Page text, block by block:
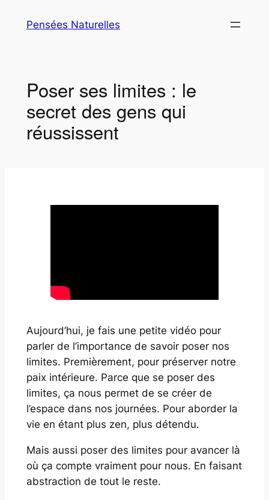
Pensées Naturelles
Poser ses limites : le
secret des gens qui
réussissent
Aujourd’hui, je fais une petite vidéo pour
parler de l’importance de savoir poser nos
limites. Premièrement, pour préserver notre
paix intérieure. Parce que se poser des
limites, ça nous permet de se créer de
l’espace dans nos journées. Pour aborder la
vie en étant plus zen, plus détendu.
Mais aussi poser des limites pour avancer là
où ça compte vraiment pour nous. En faisant
abstraction de tout le reste.